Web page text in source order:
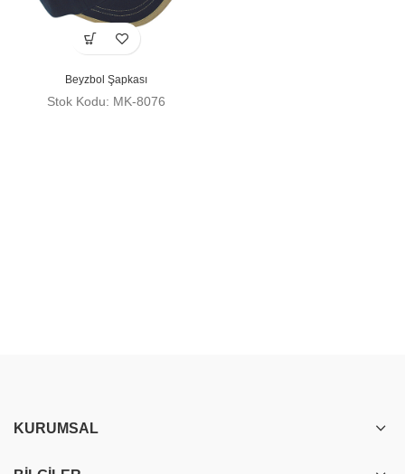
Beyzbol Şapkası
Stok Kodu: MK-8076
KURUMSAL